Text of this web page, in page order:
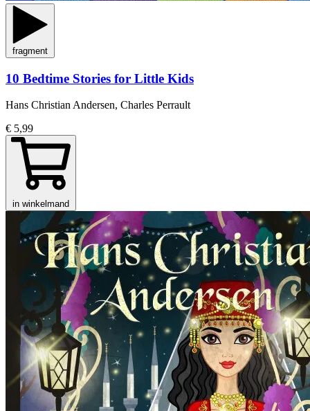
fragment
10 Bedtime Stories for Little Kids
Hans Christian Andersen, Charles Perrault
€ 5,99
in winkelmand